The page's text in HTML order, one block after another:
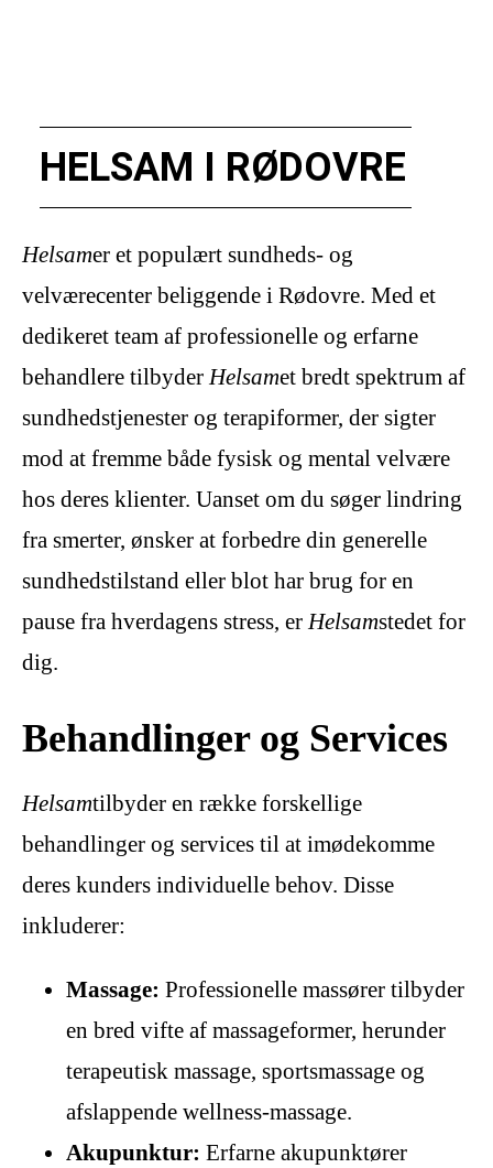
HELSAM I RØDOVRE
Helsamer et populært sundheds- og
velværecenter beliggende i Rødovre. Med et
dedikeret team af professionelle og erfarne
behandlere tilbyderHelsamet bredt spektrum af
sundhedstjenester og terapiformer, der sigter
mod at fremme både fysisk og mental velvære
hos deres klienter. Uanset om du søger lindring
fra smerter, ønsker at forbedre din generelle
sundhedstilstand eller blot har brug for en
pause fra hverdagens stress, erHelsamstedet for
dig.
Behandlinger og Services
Helsamtilbyder en række forskellige
behandlinger og services til at imødekomme
deres kunders individuelle behov. Disse
inkluderer:
Massage: Professionelle massører tilbyder
en bred vifte af massageformer, herunder
terapeutisk massage, sportsmassage og
afslappende wellness-massage.
Akupunktur: Erfarne akupunktører